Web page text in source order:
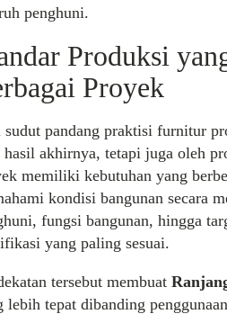
penghuni.
Produksi
Proyek
sudut pandang praktisi furnitur
hasil akhirnya, tetapi juga oleh
memiliki kebutuhan yang
kondisi bangunan secara
fungsi bangunan, hingga
yang paling sesuai.
tersebut membuat
lebih tepat dibanding